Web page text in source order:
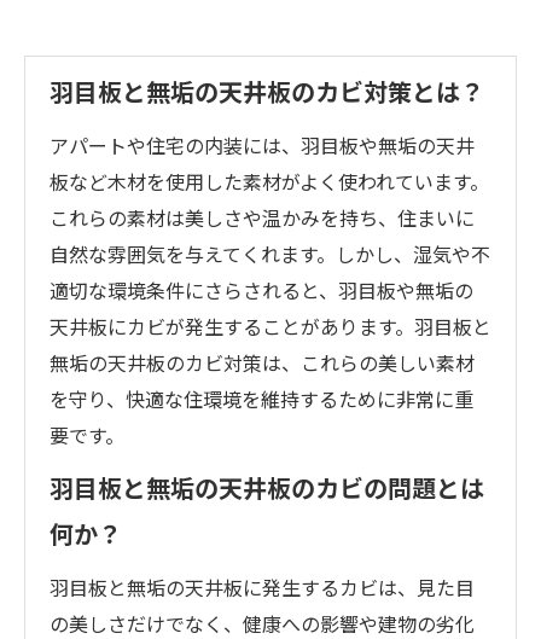
羽目板と無垢の天井板のカビ対策とは？
アパートや住宅の内装には、羽目板や無垢の天井
板など木材を使用した素材がよく使われています。
これらの素材は美しさや温かみを持ち、住まいに
自然な雰囲気を与えてくれます。しかし、湿気や不
適切な環境条件にさらされると、羽目板や無垢の
天井板にカビが発生することがあります。羽目板と
無垢の天井板のカビ対策は、これらの美しい素材
を守り、快適な住環境を維持するために非常に重
要です。
羽目板と無垢の天井板のカビの問題とは
何か？
羽目板と無垢の天井板に発生するカビは、見た目
の美しさだけでなく、健康への影響や建物の劣化